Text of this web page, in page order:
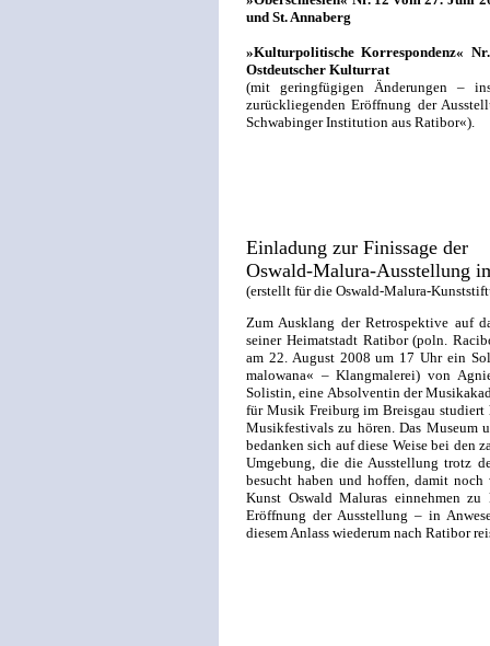
und St. Annaberg
»Kulturpolitische Korrespondenz«
Ostdeutscher Kulturrat
(mit geringfügigen Änderungen –
zurückliegenden Eröffnung der
Schwabinger Institution aus Ratibor«).
Einladung zur Finissage der
Oswald-Malura-Ausstellung
(erstellt für die Oswald-Malura-
Zum Ausklang der Retrospektive auf
seiner Heimatstadt Ratibor (poln.
am 22. August 2008 um 17 Uhr ein
malowana« – Klangmalerei) von
Solistin, eine Absolventin der
für Musik Freiburg im Breisgau
Musikfestivals zu hören. Das Museum
bedanken sich auf diese Weise bei den
Umgebung, die die Ausstellung trotz
besucht haben und hoffen, damit noch
Kunst Oswald Maluras einnehmen
Eröffnung der Ausstellung – in
diesem Anlass wiederum nach Ratibor